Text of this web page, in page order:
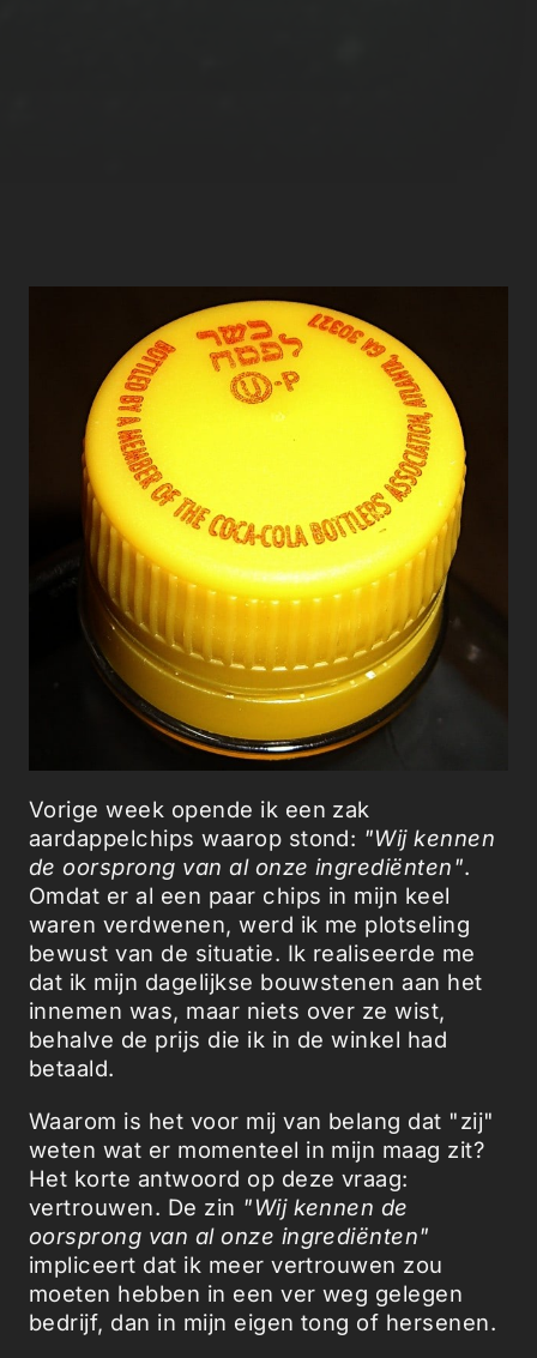
Vorige week opende ik een zak
aardappelchips waarop stond: "Wij kennen
de oorsprong van al onze ingrediënten".
Omdat er al een paar chips in mijn keel
waren verdwenen, werd ik me plotseling
bewust van de situatie. Ik realiseerde me
dat ik mijn dagelijkse bouwstenen aan het
innemen was, maar niets over ze wist,
behalve de prijs die ik in de winkel had
betaald.
Waarom is het voor mij van belang dat "zij"
weten wat er momenteel in mijn maag zit?
Het korte antwoord op deze vraag:
vertrouwen. De zin "Wij kennen de
oorsprong van al onze ingrediënten"
impliceert dat ik meer vertrouwen zou
moeten hebben in een ver weg gelegen
bedrijf, dan in mijn eigen tong of hersenen.